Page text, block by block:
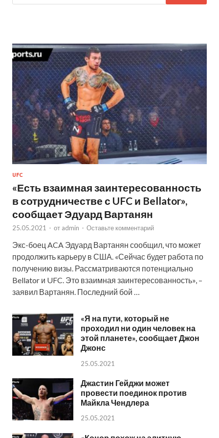
UFC
«Есть взаимная заинтересованность
в сотрудничестве с UFC и Bellator»,
сообщает Эдуард Вартанян
25.05.2021 - от admin - Оставьте комментарий
Экс-боец ACA Эдуард Вартанян сообщил, что может
продолжить карьеру в США. «Сейчас будет работа по
получению визы. Рассматриваются потенциально
Bellator и UFC. Это взаимная заинтересованность», –
заявил Вартанян. Последний бой …
«Я на пути, который не
проходил ни один человек на
этой планете», сообщает Джон
Джонс
25.05.2021
Джастин Гейджи может
провести поединок против
Майкла Чендлера
25.05.2021